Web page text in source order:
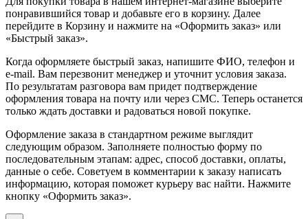
понравившийся товар и добавьте его в корзину. Далее
перейдите в Корзину и нажмите на «Оформить заказ» или
«Быстрый заказ».
Когда оформляете быстрый заказ, напишите ФИО, телефон и
e-mail. Вам перезвонит менеджер и уточнит условия заказа.
По результатам разговора вам придет подтверждение
оформления товара на почту или через СМС. Теперь останется
только ждать доставки и радоваться новой покупке.
Оформление заказа в стандартном режиме выглядит
следующим образом. Заполняете полностью форму по
последовательным этапам: адрес, способ доставки, оплаты,
данные о себе. Советуем в комментарии к заказу написать
информацию, которая поможет курьеру вас найти. Нажмите
кнопку «Оформить заказ».